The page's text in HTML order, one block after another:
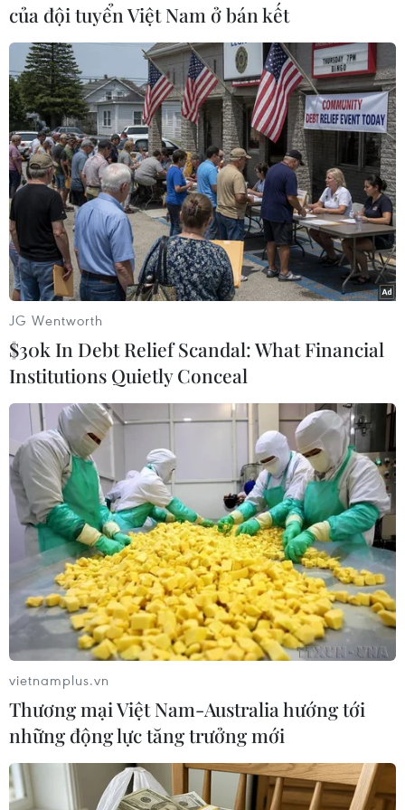
#Vĩnh Phúc #Quy hoạch chung
#Đầu mối giao thông
#Hành lang xanh
Phú Thọ Vĩnh Phúc
Theo dõi VietnamPlus
TIN CÙNG CHUYÊN MỤC
CHUYỆN TUẦN QUA: Cảnh
báo nạn "giang hồ mạng” kéo những
hệ lụy ảo tràn ra đời thực
08/08/2026 04:00
Sơn La công bố tình huống khẩn cấp
về thiên tai với hai xã Muổi Nọi, Nậm
Hà Nội kiên quyết xử lý vi phạm tại
hồ Đồng Đò
08/08/2026 03:29
của đội tuyển Việt Nam ở bán kết
JG Wentworth
$30k In Debt Relief Scandal: What Financial
Institutions Quietly Conceal
vietnamplus.vn
Thương mại Việt Nam-Australia hướng tới
những động lực tăng trưởng mới